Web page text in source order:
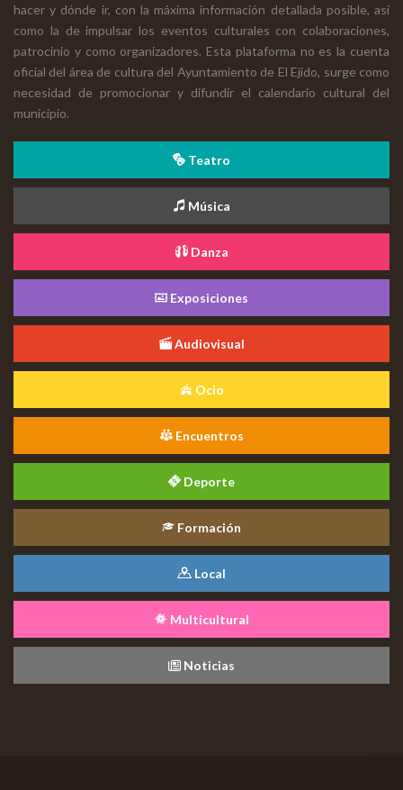
hacer y dónde ir, con la máxima información detallada posible, así
como la de impulsar los eventos culturales con colaboraciones,
patrocinio y como organizadores. Esta plataforma no es la cuenta
oficial del área de cultura del Ayuntamiento de El Ejido, surge como
necesidad de promocionar y difundir el calendario cultural del
municipio.
Teatro
Música
Danza
Exposiciones
Audiovisual
Ocio
Encuentros
Deporte
Formación
Local
Multicultural
Noticias